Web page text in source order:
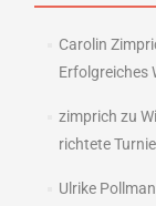
Carolin
Erfolgreiches
zimprich zu
richtete
Ulrike